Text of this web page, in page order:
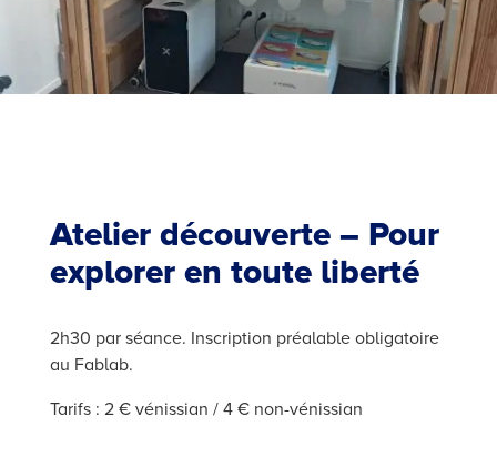
Atelier découverte – Pour
explorer en toute liberté
2h30 par séance. Inscription préalable obligatoire
au Fablab.
Tarifs : 2 € vénissian / 4 € non-vénissian